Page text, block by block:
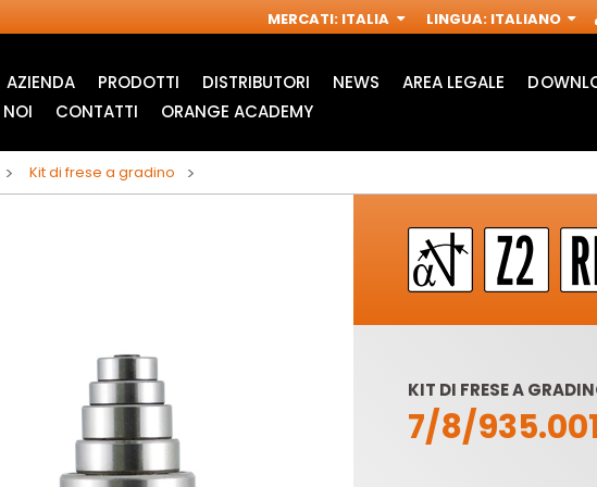
MERCATI: ITALIA LINGUA: ITALIANO
AZIENDA PRODOTTI
SEGHETTI
MULTIFUNZIONE
OSCILLANTI
FRESE INDUSTRIALI
PER
DISTRIBUTORI NEWS AREA LEGALE
CONTATTI ORANGE ACADEMY
Kit di frese a gradino
KIT DI FRESE A
7/8/